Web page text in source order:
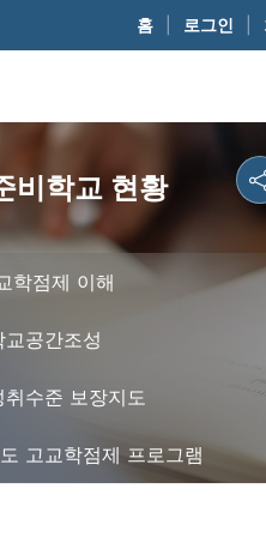
홈 로그인
비학교 현황
학점제 이해
교공간조성
취수준 보장지도
고교학점제 프로그램